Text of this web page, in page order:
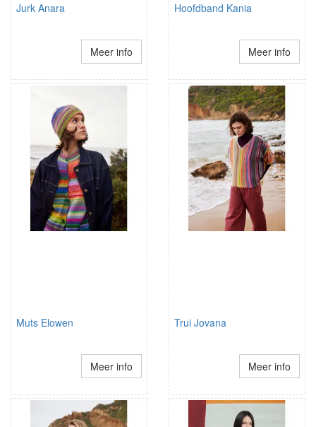
Jurk Anara
Meer info
Hoofdband Kania
Meer info
Muts Elowen
Meer info
Trui Jovana
Meer info